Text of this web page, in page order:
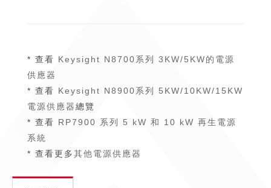
* 查看 Keysight N8700系列 3KW/5KW的電源
供應器
* 查看 Keysight N8900系列 5KW/10KW/15KW
電源供應器總覽
* 查看 RP7900 系列 5 kW 和 10 kW 再生電源
系統
* 查看更多其他電源供應器